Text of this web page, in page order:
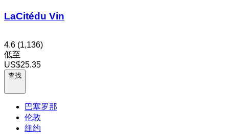
LaCitédu Vin
4.6 (1,136)
低至
US$25.35
查找
巴塞罗那
伦敦
纽约